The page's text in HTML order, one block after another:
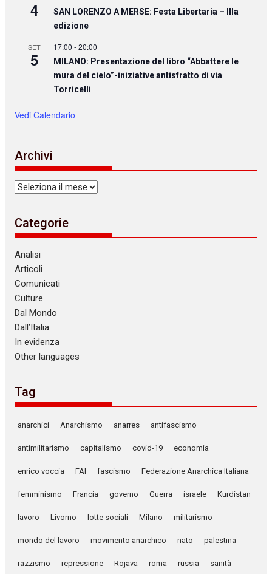
4
SAN LORENZO A MERSE: Festa Libertaria – IIIa
edizione
SET
5
17:00 -20:00
MILANO: Presentazione del libro “Abbattere le
mura del cielo”-iniziative antisfratto di via
Torricelli
Vedi Calendario
Archivi
Archivi
Categorie
Analisi
Articoli
Comunicati
Culture
Dal Mondo
Dall’Italia
In evidenza
Other languages
Tag
anarchici Anarchismo anarres antifascismo
antimilitarismo capitalismo covid-19 economia
enrico voccia FAI fascismo Federazione Anarchica Italiana
femminismo Francia governo Guerra israele Kurdistan
lavoro Livorno lotte sociali Milano militarismo
mondo del lavoro movimento anarchico nato palestina
razzismo repressione Rojava roma russia sanità